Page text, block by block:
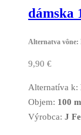
dámska
Alternatva vône:
9,90 €
Alternatíva k:
Objem: 100
Výrobca: J